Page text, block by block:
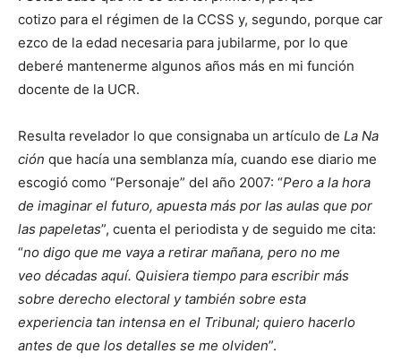
cotizo para el régimen de la CCSS y, segundo, porque car
ezco de la edad necesaria para jubilarme, por lo que
deberé mantenerme algunos años más en mi función
docente de la UCR.
Resulta revelador lo que consignaba un artículo de La Na
ción que hacía una semblanza mía, cuando ese diario me
escogió como “Personaje” del año 2007: “Pero a la hora
de imaginar el futuro, apuesta más por las aulas que por
las papeletas”, cuenta el periodista y de seguido me cita:
“no digo que me vaya a retirar mañana, pero no me
veo décadas aquí. Quisiera tiempo para escribir más
sobre derecho electoral y también sobre esta
experiencia tan intensa en el Tribunal; quiero hacerlo
antes de que los detalles se me olviden”.